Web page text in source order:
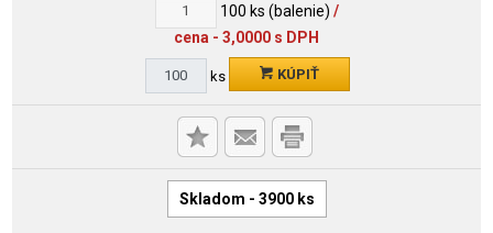
100 ks (balenie) /
cena - 3,0000 s DPH
ks KÚPIŤ
Skladom - 3900 ks